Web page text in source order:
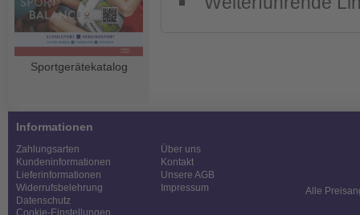
Sportgerätekatalog
Informationen
Zahlungsarten
Kundeninformationen
Lieferinformationen
Widerrufsbelehrung
Datenschutz
Cookie-Einstellungen
Über uns
Kontakt
Unsere AGB
Impressum
Alle